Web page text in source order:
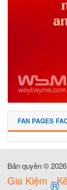
FAN PAGES
Bản quyền © 2026
Gia Kiệm -®